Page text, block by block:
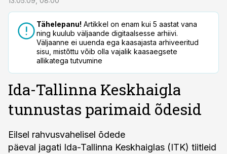
Tähelepanu! Artikkel on enam kui 5 aastat vana
ning kuulub väljaande digitaalsesse arhiivi.
Väljaanne ei uuenda ega kaasajasta arhiveeritud
sisu, mistõttu võib olla vajalik kaasaegsete
allikatega tutvumine
Ida-Tallinna Keskhaigla
tunnustas parimaid õdesid
Eilsel rahvusvahelisel õdede
päeval jagati Ida-Tallinna Keskhaiglas (ITK) tiitleid